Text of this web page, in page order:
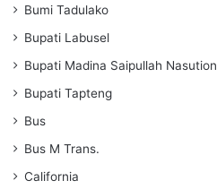
Bumi Tadulako
Bupati Labusel
Bupati Madina Saipullah Nasution
Bupati Tapteng
Bus
Bus M Trans.
California